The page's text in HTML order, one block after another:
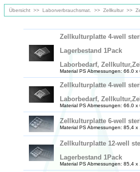
Übersicht >> Laborverbrauchsmat. >> Zellkultur >>
Zellkulturplatte 4-well
Lagerbestand 1Pack
Laborbedarf,
Material PS Abmessungen: 66.0 x
Zellkulturplatte 4-well
Laborbedarf,
Material PS Abmessungen: 66.0 x
Zellkulturplatte 6-well
Material PS Abmessungen: 85,4 x
Zellkulturplatte 12-well
Lagerbestand 1Pack
Material PS Abmessungen: 85,4 x